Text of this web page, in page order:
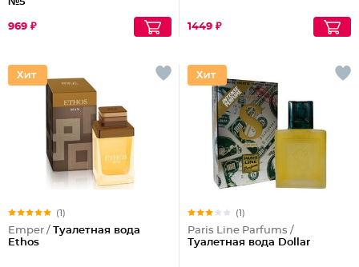
969 ₽ 1449 ₽
(1)
Emper / Туалетная вода
Ethos
(1)
Paris Line Parfums /
Туалетная вода Dollar